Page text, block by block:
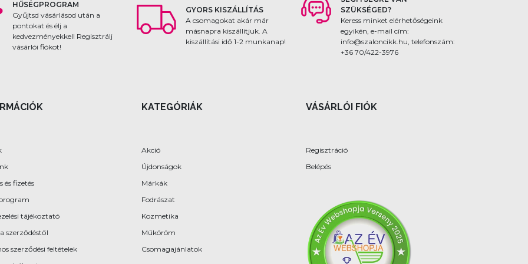
HŰSÉGPROGRAM
Gyűjtsd vásárlásod után a
pontokat és élj a
kedvezményekkel! Regisztrálj
vásárlói fiókot!
GYORS KISZÁLLÍTÁS
A csomagokat akár már
másnapra kiszállítjuk. A
kiszállítási idő 1-2 munkanap!
SZÜKSÉGED?
Keress minket elérhetőségeink
egyikén, e-mail cím:
info@szaloncikk.hu, telefonszám:
+36 70/422-3976
és fizetés
tájékoztató
szerződéstől
szerződési feltételek
KATEGÓRIÁK
Akció
Újdonságok
Márkák
Fodrászat
Kozmetika
Műköröm
Csomagajánlatok
VÁSÁRLÓI FIÓK
Regisztráció
Belépés